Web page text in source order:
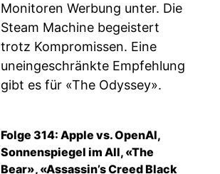
Monitoren Werbung unter. Die
Steam Machine begeistert
trotz Kompromissen. Eine
uneingeschränkte Empfehlung
gibt es für «The Odyssey».
Folge 314: Apple vs. OpenAI,
Sonnenspiegel im All, «The
Bear», «Assassin’s Creed Black